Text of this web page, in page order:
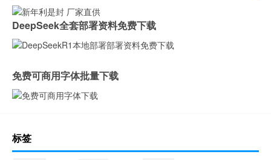
DeepSeek全套部署资料免费下载
免费可商用字体批量下载
标签